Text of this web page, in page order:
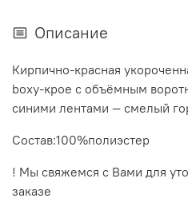
Описание
Кирпично‑красная
boxy‑крое с объёмным
синими лентами — смелый
Состав:100%полиэстер
! Мы свяжемся с Вами для
заказе